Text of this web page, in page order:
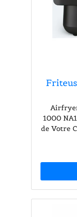
1000
de Votre
Rapid
en
une